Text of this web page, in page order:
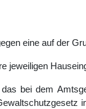
eine auf der
jeweiligen
bei dem